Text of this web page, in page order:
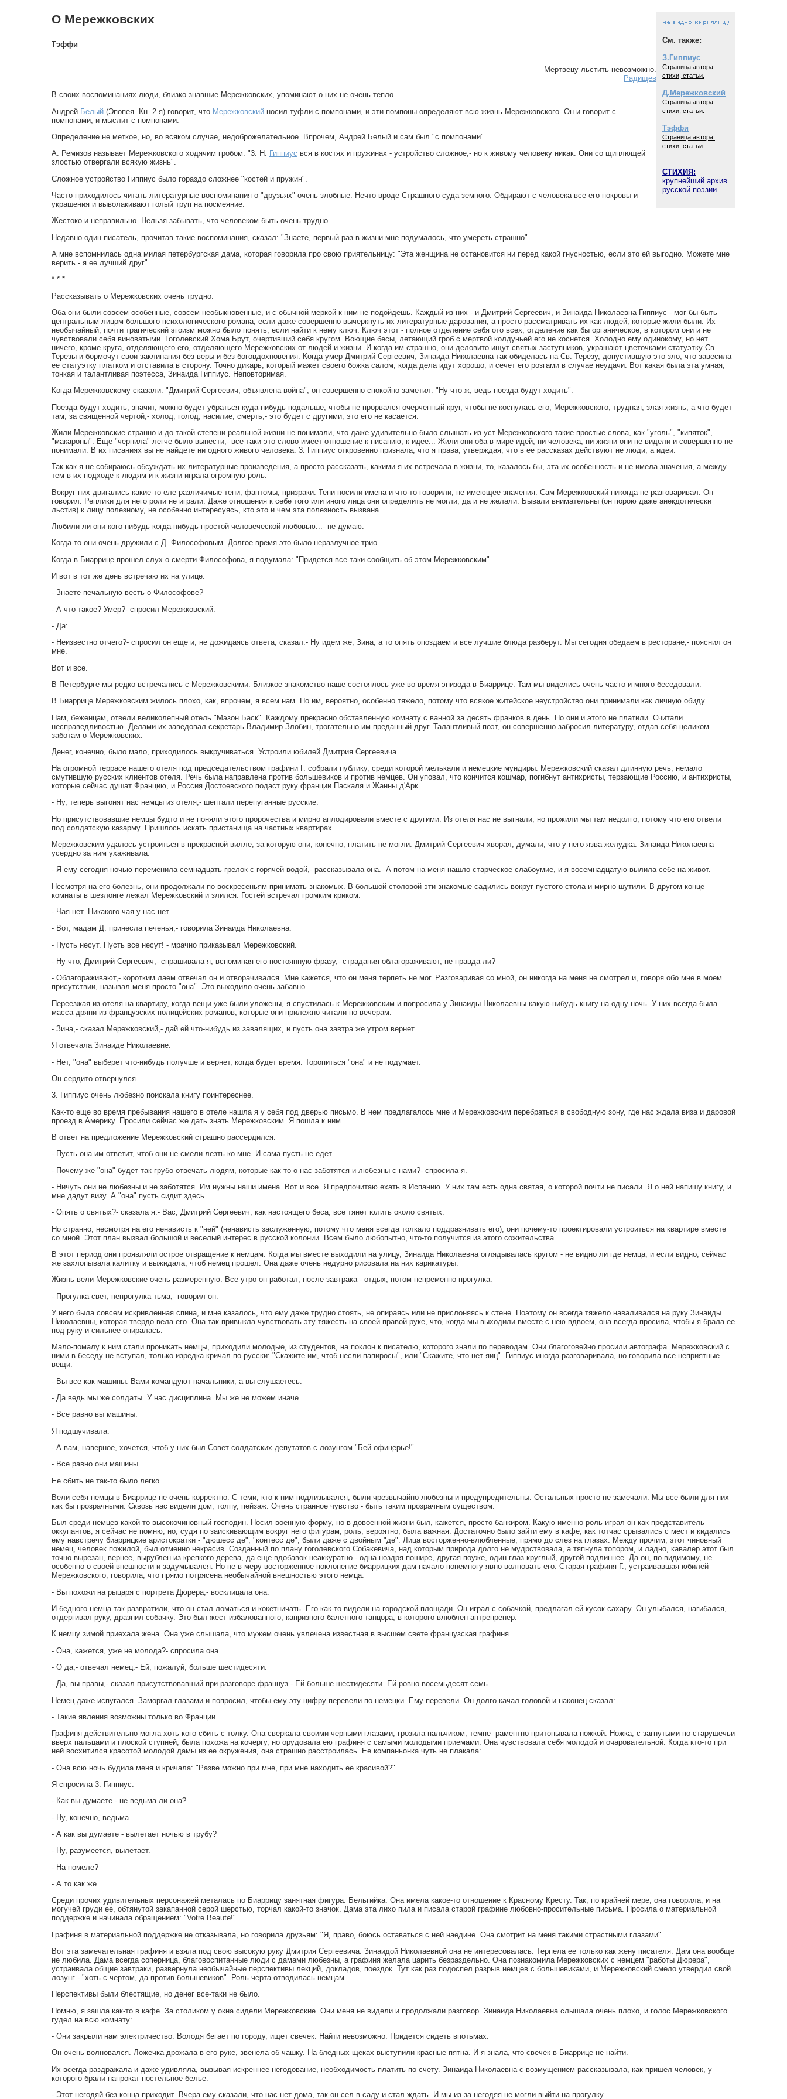
См. также:
З.Гиппиус
Страница автора:
стихи, статьи.
Д.Мережковский
Страница автора:
стихи, статьи.
Тэффи
Страница автора:
стихи, статьи.
СТИХИЯ:
крупнейший архив
русской поэзии
О Мережковских
Тэффи
Мертвецу льстить невозможно.
Радищев
В своих воспоминаниях люди, близко знавшие Мережковских, упоминают о них не очень тепло.
Андрей Белый (Эпопея. Кн. 2-я) говорит, что Мережковский носил туфли с помпонами, и эти помпоны определяют всю жизнь Мережковского. Он и говорит с
помпонами, и мыслит с помпонами.
Определение не меткое, но, во всяком случае, недоброжелательное. Впрочем, Андрей Белый и сам был "с помпонами".
А. Ремизов называет Мережковского ходячим гробом. "3. Н. Гиппиус вся в костях и пружинах - устройство сложное,- но к живому человеку никак. Они со щиплющей
злостью отвергали всякую жизнь".
Сложное устройство Гиппиус было гораздо сложнее "костей и пружин".
Часто приходилось читать литературные воспоминания о "друзьях" очень злобные. Нечто вроде Страшного суда земного. Обдирают с человека все его покровы и
украшения и выволакивают голый труп на посмеяние.
Жестоко и неправильно. Нельзя забывать, что человеком быть очень трудно.
Недавно один писатель, прочитав такие воспоминания, сказал: "Знаете, первый раз в жизни мне подумалось, что умереть страшно".
А мне вспомнилась одна милая петербургская дама, которая говорила про свою приятельницу: "Эта женщина не остановится ни перед какой гнусностью, если это ей выгодно. Можете мне
верить - я ее лучший друг".
* * *
Рассказывать о Мережковских очень трудно.
Оба они были совсем особенные, совсем необыкновенные, и с обычной меркой к ним не подойдешь. Каждый из них - и Дмитрий Сергеевич, и Зинаида Николаевна Гиппиус - мог бы быть
центральным лицом большого психологического романа, если даже совершенно вычеркнуть их литературные дарования, а просто рассматривать их как людей, которые жили-были. Их
необычайный, почти трагический эгоизм можно было понять, если найти к нему ключ. Ключ этот - полное отделение себя ото всех, отделение как бы органическое, в котором они и не
чувствовали себя виноватыми. Гоголевский Хома Брут, очертивший себя кругом. Воющие бесы, летающий гроб с мертвой колдуньей его не коснется. Холодно ему одинокому, но нет
ничего, кроме круга, отделяющего его, отделяющего Мережковских от людей и жизни. И когда им страшно, они деловито ищут святых заступников, украшают цветочками статуэтку Св.
Терезы и бормочут свои заклинания без веры и без боговдохновения. Когда умер Дмитрий Сергеевич, Зинаида Николаевна так обиделась на Св. Терезу, допустившую это зло, что завесила
ее статуэтку платком и отставила в сторону. Точно дикарь, который мажет своего божка салом, когда дела идут хорошо, и сечет его розгами в случае неудачи. Вот какая была эта умная,
тонкая и талантливая поэтесса, Зинаида Гиппиус. Неповторимая.
Когда Мережковскому сказали: "Дмитрий Сергеевич, объявлена война", он совершенно спокойно заметил: "Ну что ж, ведь поезда будут ходить".
Поезда будут ходить, значит, можно будет убраться куда-нибудь подальше, чтобы не прорвался очерченный круг, чтобы не коснулась его, Мережковского, трудная, злая жизнь, а что будет
там, за священной чертой,- холод, голод, насилие, смерть,- это будет с другими, это его не касается.
Жили Мережковские странно и до такой степени реальной жизни не понимали, что даже удивительно было слышать из уст Мережковского такие простые слова, как "уголь", "кипяток",
"макароны". Еще "чернила" легче было вынести,- все-таки это слово имеет отношение к писанию, к идее... Жили они оба в мире идей, ни человека, ни жизни они не видели и совершенно не
понимали. В их писаниях вы не найдете ни одного живого человека. 3. Гиппиус откровенно признала, что я права, утверждая, что в ее рассказах действуют не люди, а идеи.
Так как я не собираюсь обсуждать их литературные произведения, а просто рассказать, какими я их встречала в жизни, то, казалось бы, эта их особенность и не имела значения, а между
тем в их подходе к людям и к жизни играла огромную роль.
Вокруг них двигались какие-то еле различимые тени, фантомы, призраки. Тени носили имена и что-то говорили, не имеющее значения. Сам Мережковский никогда не разговаривал. Он
говорил. Реплики для него роли не играли. Даже отношения к себе того или иного лица они определить не могли, да и не желали. Бывали внимательны (он порою даже анекдотически
льстив) к лицу полезному, не особенно интересуясь, кто это и чем эта полезность вызвана.
Любили ли они кого-нибудь когда-нибудь простой человеческой любовью...- не думаю.
Когда-то они очень дружили с Д. Философовым. Долгое время это было неразлучное трио.
Когда в Биаррице прошел слух о смерти Философова, я подумала: "Придется все-таки сообщить об этом Мережковским".
И вот в тот же день встречаю их на улице.
- Знаете печальную весть о Философове?
- А что такое? Умер?- спросил Мережковский.
- Да:
- Неизвестно отчего?- спросил он еще и, не дожидаясь ответа, сказал:- Ну идем же, Зина, а то опять опоздаем и все лучшие блюда разберут. Мы сегодня обедаем в ресторане,- пояснил он
мне.
Вот и все.
В Петербурге мы редко встречались с Мережковскими. Близкое знакомство наше состоялось уже во время эпизода в Биаррице. Там мы виделись очень часто и много беседовали.
В Биаррице Мережковским жилось плохо, как, впрочем, я всем нам. Но им, вероятно, особенно тяжело, потому что всякое житейское неустройство они принимали как личную обиду.
Нам, беженцам, отвели великолепный отель "Мэзон Баск". Каждому прекрасно обставленную комнату с ванной за десять франков в день. Но они и этого не платили. Считали
несправедливостью. Делами их заведовал секретарь Владимир Злобин, трогательно им преданный друг. Талантливый поэт, он совершенно забросил литературу, отдав себя целиком
заботам о Мережковских.
Денег, конечно, было мало, приходилось выкручиваться. Устроили юбилей Дмитрия Сергеевича.
На огромной террасе нашего отеля под председательством графини Г. собрали публику, среди которой мелькали и немецкие мундиры. Мережковский сказал длинную речь, немало
смутившую русских клиентов отеля. Речь была направлена против большевиков и против немцев. Он уповал, что кончится кошмар, погибнут антихристы, терзающие Россию, и антихристы,
которые сейчас душат Францию, и Россия Достоевского подаст руку франции Паскаля и Жанны д'Арк.
- Ну, теперь выгонят нас немцы из отеля,- шептали перепуганные русские.
Но присутствовавшие немцы будто и не поняли этого пророчества и мирно аплодировали вместе с другими. Из отеля нас не выгнали, но прожили мы там недолго, потому что его отвели
под солдатскую казарму. Пришлось искать пристанища на частных квартирах.
Мережковским удалось устроиться в прекрасной вилле, за которую они, конечно, платить не могли. Дмитрий Сергеевич хворал, думали, что у него язва желудка. Зинаида Николаевна
усердно за ним ухаживала.
- Я ему сегодня ночью переменила семнадцать грелок с горячей водой,- рассказывала она.- А потом на меня нашло старческое слабоумие, и я восемнадцатую вылила себе на живот.
Несмотря на его болезнь, они продолжали по воскресеньям принимать знакомых. В большой столовой эти знакомые садились вокруг пустого стола и мирно шутили. В другом конце
комнаты в шезлонге лежал Мережковский и злился. Гостей встречал громким криком:
- Чая нет. Никакого чая у нас нет.
- Вот, мадам Д. принесла печенья,- говорила Зинаида Николаевна.
- Пусть несут. Пусть все несут! - мрачно приказывал Мережковский.
- Ну что, Дмитрий Сергеевич,- спрашивала я, вспоминая его постоянную фразу,- страдания облагораживают, не правда ли?
- Облагораживают,- коротким лаем отвечал он и отворачивался. Мне кажется, что он меня терпеть не мог. Разговаривая со мной, он никогда на меня не смотрел и, говоря обо мне в моем
присутствии, называл меня просто "она". Это выходило очень забавно.
Переезжая из отеля на квартиру, когда вещи уже были уложены, я спустилась к Мережковским и попросила у Зинаиды Николаевны какую-нибудь книгу на одну ночь. У них всегда была
масса дряни из французских полицейских романов, которые они прилежно читали по вечерам.
- Зина,- сказал Мережковский,- дай ей что-нибудь из завалящих, и пусть она завтра же утром вернет.
Я отвечала Зинаиде Николаевне:
- Нет, "она" выберет что-нибудь получше и вернет, когда будет время. Торопиться "она" и не подумает.
Он сердито отвернулся.
3. Гиппиус очень любезно поискала книгу поинтереснее.
Как-то еще во время пребывания нашего в отеле нашла я у себя под дверью письмо. В нем предлагалось мне и Мережковским перебраться в свободную зону, где нас ждала виза и даровой
проезд в Америку. Просили сейчас же дать знать Мережковским. Я пошла к ним.
В ответ на предложение Мережковский страшно рассердился.
- Пусть она им ответит, чтоб они не смели лезть ко мне. И сама пусть не едет.
- Почему же "она" будет так грубо отвечать людям, которые как-то о нас заботятся и любезны с нами?- спросила я.
- Ничуть они не любезны и не заботятся. Им нужны наши имена. Вот и все. Я предпочитаю ехать в Испанию. У них там есть одна святая, о которой почти не писали. Я о ней напишу книгу, и
мне дадут визу. А "она" пусть сидит здесь.
- Опять о святых?- сказала я.- Вас, Дмитрий Сергеевич, как настоящего беса, все тянет юлить около святых.
Но странно, несмотря на его ненависть к "ней" (ненависть заслуженную, потому что меня всегда толкало поддразнивать его), они почему-то проектировали устроиться на квартире вместе
со мной. Этот план вызвал большой и веселый интерес в русской колонии. Всем было любопытно, что-то получится из этого сожительства.
В этот период они проявляли острое отвращение к немцам. Когда мы вместе выходили на улицу, Зинаида Николаевна оглядывалась кругом - не видно ли где немца, и если видно, сейчас
же захлопывала калитку и выжидала, чтоб немец прошел. Она даже очень недурно рисовала на них карикатуры.
Жизнь вели Мережковские очень размеренную. Все утро он работал, после завтрака - отдых, потом непременно прогулка.
- Прогулка свет, непрогулка тьма,- говорил он.
У него была совсем искривленная спина, и мне казалось, что ему даже трудно стоять, не опираясь или не прислоняясь к стене. Поэтому он всегда тяжело наваливался на руку Зинаиды
Николаевны, которая твердо вела его. Она так привыкла чувствовать эту тяжесть на своей правой руке, что, когда мы выходили вместе с нею вдвоем, она всегда просила, чтобы я брала ее
под руку и сильнее опиралась.
Мало-помалу к ним стали проникать немцы, приходили молодые, из студентов, на поклон к писателю, которого знали по переводам. Они благоговейно просили автографа. Мережковский с
ними в беседу не вступал, только изредка кричал по-русски: "Скажите им, чтоб несли папиросы", или "Скажите, что нет яиц". Гиппиус иногда разговаривала, но говорила все неприятные
вещи.
- Вы все как машины. Вами командуют начальники, а вы слушаетесь.
- Да ведь мы же солдаты. У нас дисциплина. Мы же не можем иначе.
- Все равно вы машины.
Я подшучивала:
- А вам, наверное, хочется, чтоб у них был Совет солдатских депутатов с лозунгом "Бей офицерье!".
- Все равно они машины.
Ее сбить не так-то было легко.
Вели себя немцы в Биаррице не очень корректно. С теми, кто к ним подлизывался, были чрезвычайно любезны и предупредительны. Остальных просто не замечали. Мы все были для них
как бы прозрачными. Сквозь нас видели дом, толпу, пейзаж. Очень странное чувство - быть таким прозрачным существом.
Был среди немцев какой-то высокочиновный господин. Носил военную форму, но в довоенной жизни был, кажется, просто банкиром. Какую именно роль играл он как представитель
оккупантов, я сейчас не помню, но, судя по заискивающим вокруг него фигурам, роль, вероятно, была важная. Достаточно было зайти ему в кафе, как тотчас срывались с мест и кидались
ему навстречу биаррицкие аристократки - "дюшесс де", "контесс де", были даже с двойным "де". Лица восторженно-влюбленные, прямо до слез на глазах. Между прочим, этот чиновный
немец, человек пожилой, был отменно некрасив. Созданный по плану гоголевского Собакевича, над которым природа долго не мудрствовала, а тяпнула топором, и ладно, кавалер этот был
точно вырезан, вернее, вырублен из крепкого дерева, да еще вдобавок неаккуратно - одна ноздря пошире, другая поуже, один глаз круглый, другой подлиннее. Да он, по-видимому, не
особенно о своей внешности и задумывался. Но не в меру восторженное поклонение биаррицких дам начало понемногу явно волновать его. Старая графиня Г., устраивавшая юбилей
Мережковского, говорила, что прямо потрясена необычайной внешностью этого немца.
- Вы похожи на рыцаря с портрета Дюрера,- восклицала она.
И бедного немца так развратили, что он стал ломаться и кокетничать. Его как-то видели на городской площади. Он играл с собачкой, предлагал ей кусок сахару. Он улыбался, нагибался,
отдергивал руку, дразнил собачку. Это был жест избалованного, капризного балетного танцора, в которого влюблен антрепренер.
К немцу зимой приехала жена. Она уже слышала, что мужем очень увлечена известная в высшем свете французская графиня.
- Она, кажется, уже не молода?- спросила она.
- О да,- отвечал немец.- Ей, пожалуй, больше шестидесяти.
- Да, вы правы,- сказал присутствовавший при разговоре француз.- Ей больше шестидесяти. Ей ровно восемьдесят семь.
Немец даже испугался. Заморгал глазами и попросил, чтобы ему эту цифру перевели по-немецки. Ему перевели. Он долго качал головой и наконец сказал:
- Такие явления возможны только во Франции.
Графиня действительно могла хоть кого сбить с толку. Она сверкала своими черными глазами, грозила пальчиком, темпе- раментно притопывала ножкой. Ножка, с загнутыми по-старушечьи
вверх пальцами и плоской ступней, была похожа на кочергу, но орудовала ею графиня с самыми молодыми приемами. Она чувствовала себя молодой и очаровательной. Когда кто-то при
ней восхитился красотой молодой дамы из ее окружения, она страшно расстроилась. Ее компаньонка чуть не плакала:
- Она всю ночь будила меня и кричала: "Разве можно при мне, при мне находить ее красивой?"
Я спросила 3. Гиппиус:
- Как вы думаете - не ведьма ли она?
- Ну, конечно, ведьма.
- А как вы думаете - вылетает ночью в трубу?
- Ну, разумеется, вылетает.
- На помеле?
- А то как же.
Среди прочих удивительных персонажей металась по Биаррицу занятная фигура. Бельгийка. Она имела какое-то отношение к Красному Кресту. Так, по крайней мере, она говорила, и на
могучей груди ее, обтянутой закапанной серой шерстью, торчал какой-то значок. Дама эта лихо пила и писала старой графине любовно-просительные письма. Просила о материальной
поддержке и начинала обращением: "Votre Beaute!"
Графиня в материальной поддержке не отказывала, но говорила друзьям: "Я, право, боюсь оставаться с ней наедине. Она смотрит на меня такими страстными глазами".
Вот эта замечательная графиня и взяла под свою высокую руку Дмитрия Сергеевича. Зинаидой Николаевной она не интересовалась. Терпела ее только как жену писателя. Дам она вообще
не любила. Дама всегда соперница, благовоспитанные люди с дамами любезны, а графиня желала царить безраздельно. Она познакомила Мережковских с немцем "работы Дюрера",
устраивала общие завтраки, развернула необычайные перспективы лекций, докладов, поездок. Тут как раз подоспел разрыв немцев с большевиками, и Мережковский смело утвердил свой
лозунг - "хоть с чертом, да против большевиков". Роль черта отводилась немцам.
Перспективы были блестящие, но денег все-таки не было.
Помню, я зашла как-то в кафе. За столиком у окна сидели Мережковские. Они меня не видели и продолжали разговор. Зинаида Николаевна слышала очень плохо, и голос Мережковского
гудел на всю комнату:
- Они закрыли нам электричество. Володя бегает по городу, ищет свечек. Найти невозможно. Придется сидеть впотьмах.
Он очень волновался. Ложечка дрожала в его руке, звенела об чашку. На бледных щеках выступили красные пятна. И я знала, что свечек в Биаррице не найти.
Их всегда раздражала и даже удивляла, вызывая искреннее негодование, необходимость платить по счету. Зинаида Николаевна с возмущением рассказывала, как пришел человек, у
которого брали напрокат постельное белье.
- Этот негодяй без конца приходит. Вчера ему сказали, что нас нет дома, так он сел в саду и стал ждать. И мы из-за негодяя не могли выйти на прогулку.